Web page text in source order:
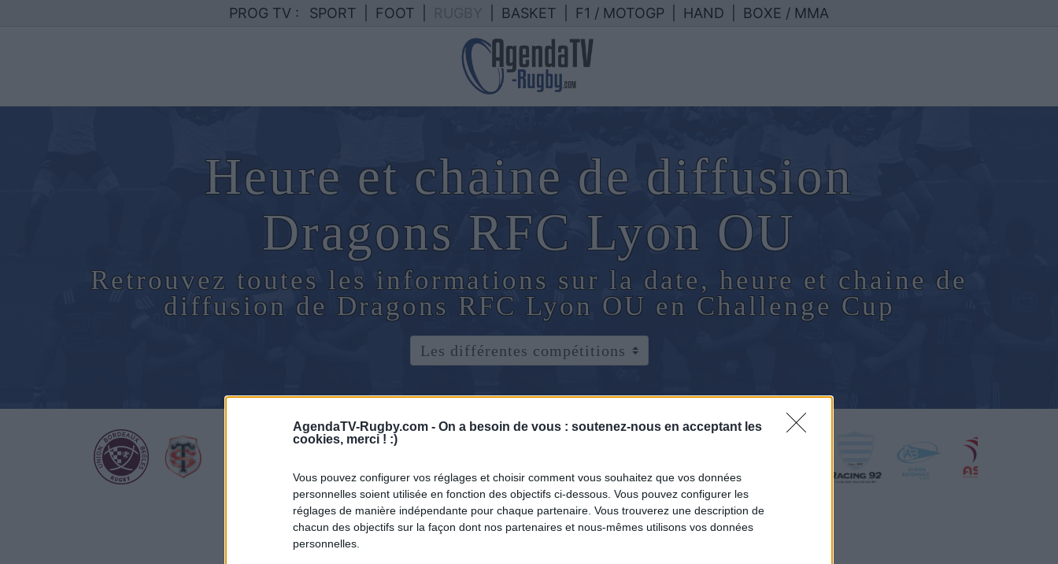
AgendaTV-Rugby.com - On a besoin de vous : soutenez-nous en acceptant les
cookies, merci ! :)
Vous pouvez configurer vos réglages et choisir comment vous souhaitez que vos données
personnelles soient utilisée en fonction des objectifs ci-dessous. Vous pouvez configurer les
réglages de manière indépendante pour chaque partenaire. Vous trouverez une description de
chacun des objectifs sur la façon dont nos partenaires et nous-mêmes utilisons vos données
personnelles.
PROG TV : SPORT FOOT BASKET F1 / MOTOGP HAND BOXE / MMA
Heure et chaine de diffusion
Dragons RFC Lyon OU
Retrouvez toutes les informations sur la date, heure et chaine de
diffusion de Dragons RFC Lyon OU en Challenge Cup